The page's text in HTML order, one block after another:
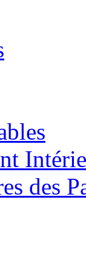
des